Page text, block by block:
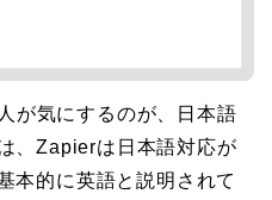
が気にするのが、日本語
、Zapierは日本語対応が
本的に英語と説明されて